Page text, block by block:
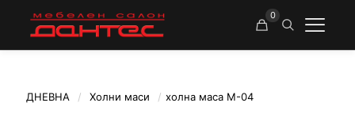
0
ДНЕВНА / Холни маси / холна маса М-04